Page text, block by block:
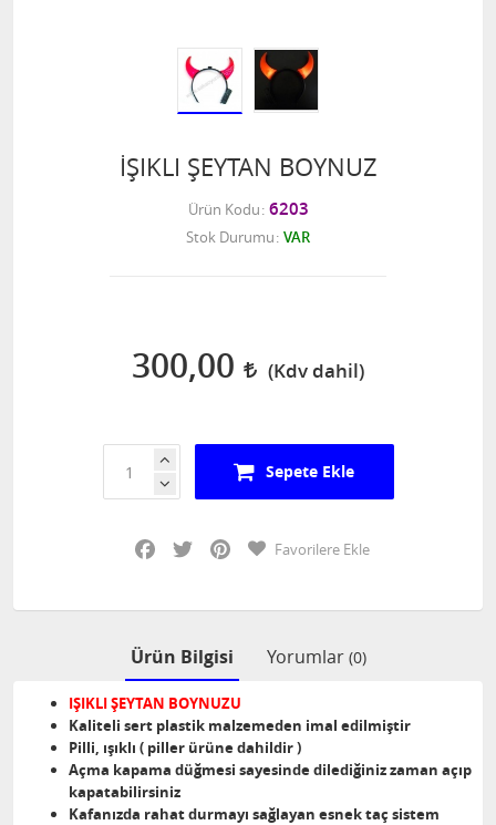
İŞIKLI ŞEYTAN BOYNUZ
Ürün Kodu 6203
Stok Durumu VAR
300,00
Sepete Ekle
Facebook
Twitter PinterestFavorilere Ekle
Ürün Bilgisi Yorumlar (0)
IŞIKLI ŞEYTAN BOYNUZU
Kaliteli sert plastik malzemeden imal edilmiştir
Pilli, ışıklı ( piller ürüne dahildir )
Açma kapama düğmesi sayesinde dilediğiniz zaman açıp
kapatabilirsiniz
Kafanızda rahat durmayı sağlayan esnek taç sistem